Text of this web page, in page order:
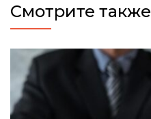
Смотрите также